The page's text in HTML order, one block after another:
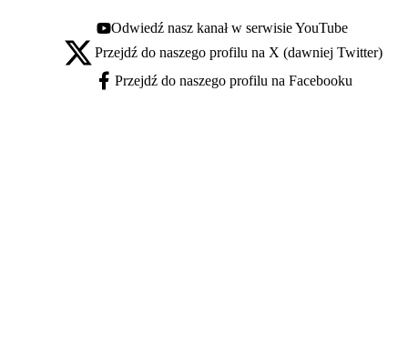
Youtube - otwiera się w nowej karcie
Odwiedź nasz kanał w serwisie YouTube
X - otwiera się w nowej karcie
Przejdź do naszego profilu na X (dawniej Twitter)
Facebook - otwiera się w nowej karcie
Przejdź do naszego profilu na Facebooku